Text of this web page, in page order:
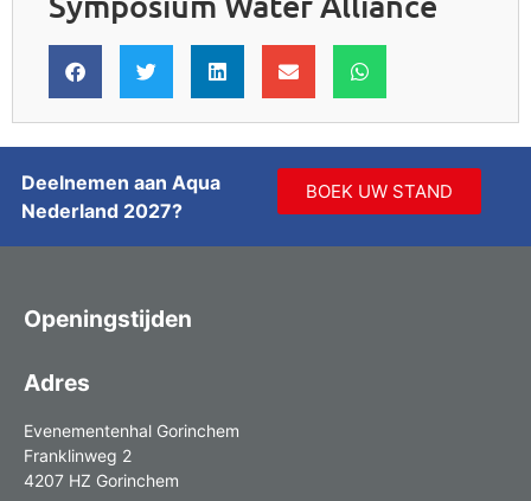
Deelnemen aan Aqua
Nederland 2027?
BOEK UW STAND
Openingstijden
Adres
Evenementenhal Gorinchem
Franklinweg 2
4207 HZ Gorinchem